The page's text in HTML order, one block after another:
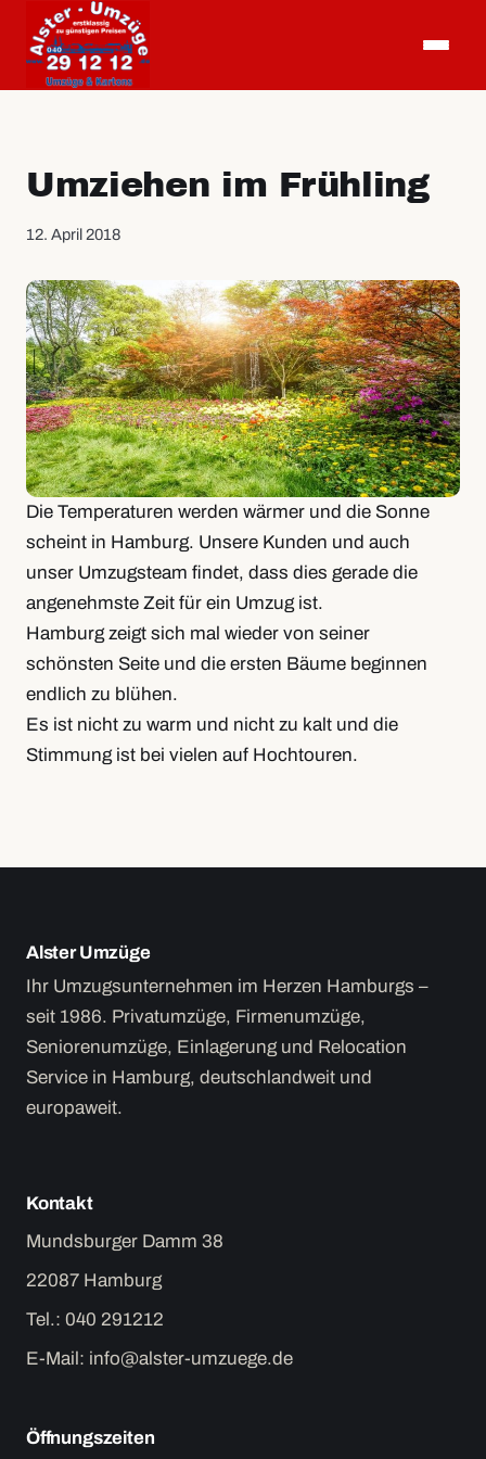
Umziehen im Frühling
12. April 2018
Die Temperaturen werden wärmer und die Sonne
scheint in Hamburg. Unsere Kunden und auch
unser Umzugsteam findet, dass dies gerade die
angenehmste Zeit für ein Umzug ist.
Hamburg zeigt sich mal wieder von seiner
schönsten Seite und die ersten Bäume beginnen
endlich zu blühen.
Es ist nicht zu warm und nicht zu kalt und die
Stimmung ist bei vielen auf Hochtouren.
Alster Umzüge
Ihr Umzugsunternehmen im Herzen Hamburgs –
seit 1986. Privatumzüge, Firmenumzüge,
Seniorenumzüge, Einlagerung und Relocation
Service in Hamburg, deutschlandweit und
europaweit.
Kontakt
Mundsburger Damm 38
22087 Hamburg
Tel.: 040 291212
E-Mail: info@alster-umzuege.de
Öffnungszeiten